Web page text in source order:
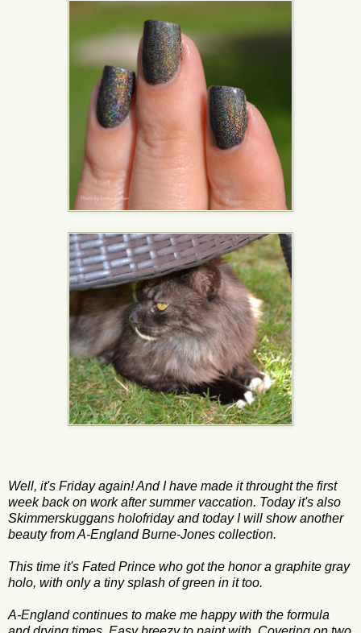
Well, it's Friday again! And I have made it throught the first
week back on work after summer vaccation. Today it's also
Skimmerskuggans holofriday ​​and today I will show another
beauty from A-England Burne-Jones collection.
This time it's Fated Prince who got the honor a graphite gray
holo, with only a tiny splash of green in it too.
A-England continues to make me happy with the formula